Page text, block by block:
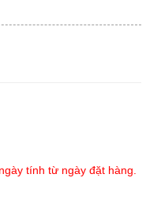
tính từ ngày đặt hàng.